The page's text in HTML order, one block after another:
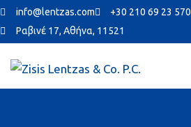
info@lentzas.com
+30 210 69 23 570
Ραβινέ 17, Αθήνα, 11521